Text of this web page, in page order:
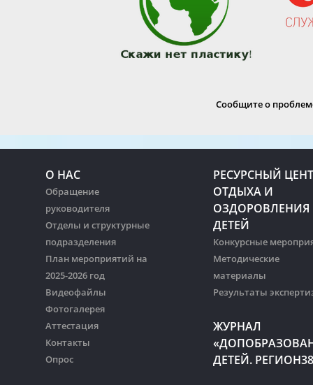
Сообщите о
О НАС
Обращение
руководителя
Отделы и структурные
подразделения
План мероприятий на
2025-2026 год
Видеофайлы
Фотогалерея
Аттестация
Контакты
Опрос
РЕСУРСНЫЙ
ОТДЫХА И
ОЗДОРОВЛЕНИЯ
ДЕТЕЙ
Конкурсные
Методические
материалы
Результаты
ЖУРНАЛ
ДЕТЕЙ.